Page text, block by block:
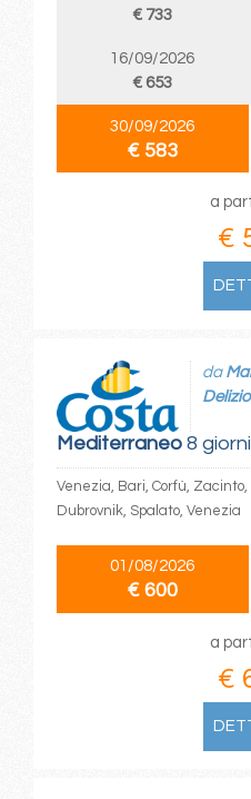
€ 733
16/09/2026
€ 653
30/09/2026
€ 583
a
€
Mediterraneo8 giorni
da
Venezia, Bari, Corfù, Zacinto,
Dubrovnik, Spalato, Venezia
01/08/2026
€ 600
a
€